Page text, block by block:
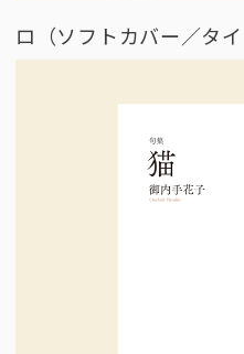
ロ（ソフトカバー／タイ